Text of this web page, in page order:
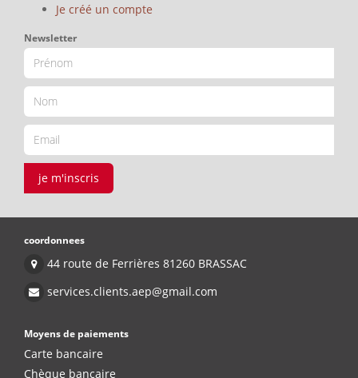
Je créé un compte
Newsletter
je m'inscris
coordonnees
44 route de Ferrières 81260 BRASSAC
services.clients.aep@gmail.com
Moyens de paiements
Carte bancaire
Chèque bancaire